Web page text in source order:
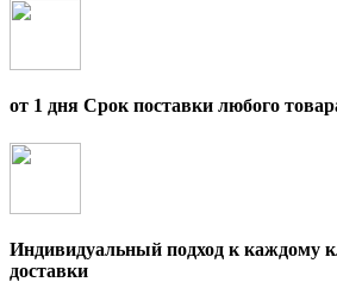
от 1 дня Срок поставки любого
Индивидуальный подход к каждому
доставки